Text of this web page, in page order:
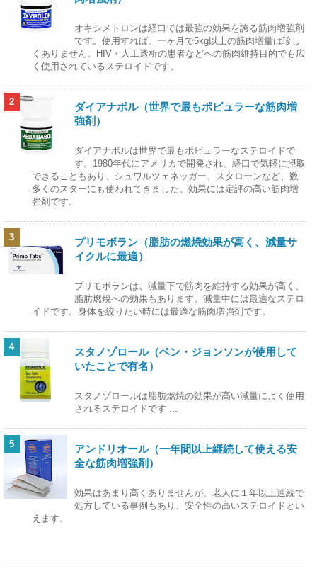
オキシメトロンは経口では最強の効果を誇る筋肉増強剤
です。使用すれば、一ヶ月で5kg以上の筋肉増量は珍し
くありません。HIV・人工透析の患者などへの筋肉維持目的でも広
く使用されているステロイドです。
2
ダイアナボル（世界で最もポピュラーな筋肉増
強剤）
ダイアナボルは世界で最もポピュラーなステロイドで
す。1980年代にアメリカで開発され、経口で気軽に摂取
できることもあり、シュワルツェネッガー、スタローンなど、数
多くのスターにも使われてきました。効果には定評の高い筋肉増
強剤です。
3
プリモボラン（脂肪の燃焼効果が高く、減量サ
イクルに最適）
プリモボランは、減量下で筋肉を維持する効果が高く、
脂肪燃焼への効果もあります。減量中には最適なステロ
イドです。身体を絞りたい時には最適な筋肉増強剤です。
4
スタノゾロール（ベン・ジョンソンが使用して
いたことで有名）
スタノゾロールは脂肪燃焼の効果が高い減量によく使用
されるステロイドです ...
5
アンドリオール（一年間以上継続して使える安
全な筋肉増強剤）
効果はあまり高くありませんが、老人に１年以上連続で
処方している事例もあり、安全性の高いステロイドとい
えます。